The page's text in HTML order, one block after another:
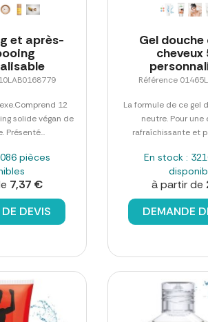
et après-
12
solide végan de
Présenté...
pièces
7,37 €
DEVIS
Gel
cheveux
Référence
La formule de ce gel
neutre. Pour une
rafraîchissante et
En stock :
à partir de
DEMANDE